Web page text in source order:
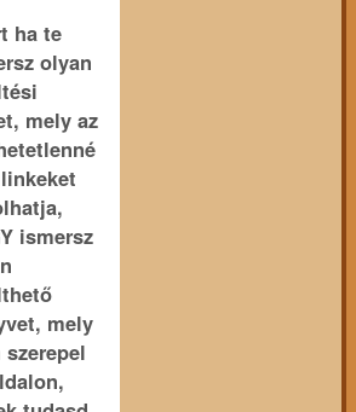
ha te
olyan
mely az
ismersz
mely
szerepel